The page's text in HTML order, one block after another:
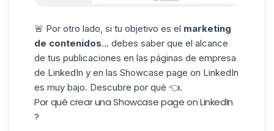
🚨 Por otro lado, si tu objetivo es el marketing
de contenidos... debes saber que el alcance
de tus publicaciones en las páginas de empresa
de LinkedIn y en las Showcase page on LinkedIn
es muy bajo. Descubre por qué 👈.
Por qué crear una Showcase page on LinkedIn
?